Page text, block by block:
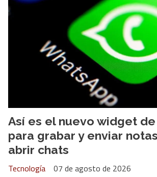
Así es el nuevo widget
para grabar y enviar
abrir chats
Tecnología
07 de agosto de 2026